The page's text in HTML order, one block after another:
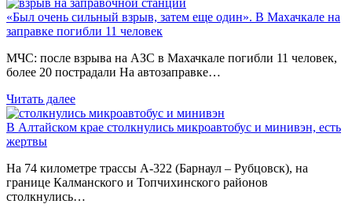
«Был очень сильный взрыв, затем еще один». В Махачкале на
заправке погибли 11 человек
МЧС: после взрыва на АЗС в Махачкале погибли 11 человек,
более 20 пострадали На автозаправке…
Читать далее
В Алтайском крае столкнулись микроавтобус и минивэн, есть
жертвы
На 74 километре трассы А-322 (Барнаул – Рубцовск), на
границе Калманского и Топчихинского районов
столкнулись…